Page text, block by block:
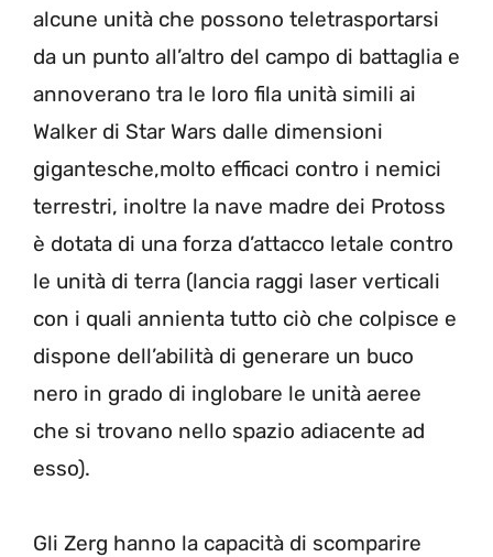
alcune unità che possono teletrasportarsi
da un punto all’altro del campo di battaglia e
annoverano tra le loro fila unità simili ai
Walker di Star Wars dalle dimensioni
gigantesche,molto efficaci contro i nemici
terrestri, inoltre la nave madre dei Protoss
è dotata di una forza d’attacco letale contro
le unità di terra (lancia raggi laser verticali
con i quali annienta tutto ciò che colpisce e
dispone dell’abilità di generare un buco
nero in grado di inglobare le unità aeree
che si trovano nello spazio adiacente ad
esso).
Gli Zerg hanno la capacità di scomparire